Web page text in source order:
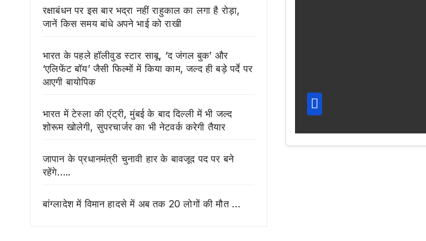
रक्षाबंधन पर इस बार भद्रा नहीं राहुकाल का लगा है रोड़ा,
जानें किस समय बांधे अपने भाई को राखी
भारत के पहले हॉलीवुड स्टार साबू, ‘द जंगल बुक’ और
‘एलिफेंट बॉय’ जैसी फिल्मों में किया काम, जल्द ही बड़े पर्दे पर
आएगी बायोपिक
भारत में टेस्ला की एंट्री, मुंबई के बाद दिल्ली में भी जल्द
शोरूम खोलेगी, सुपरचार्जर का भी नेटवर्क करेगी तैयार
जापान के प्रधानमंत्री चुनावी हार के बावजूद पद पर बने
रहेंगे…..
बांग्लादेश में विमान हादसे में अब तक 20 लोगों की मौत …